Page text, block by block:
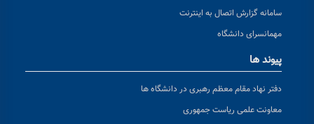
سامانه گزارش اتصال به اینترنت
مهمانسرای دانشگاه
پیوند ها
دفتر نهاد مقام معظم رهبری در دانشگاه ها
معاونت علمی ریاست جمهوری